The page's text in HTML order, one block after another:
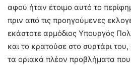
αφού ήταν έτοιμο αυτό το
πριν από τις προηγούμενες
εκάστοτε αρμόδιος Υπουργός
και το κρατούσε στο συρτάρι
τα οριακά πλέον προβλήματα